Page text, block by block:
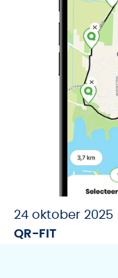
24 oktober 2025
QR-FIT